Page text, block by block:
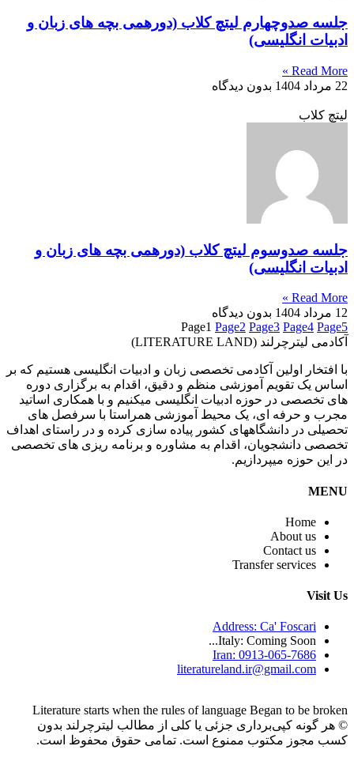
جلسه صدوچهارم لیتچ کلاب (دورهمی بچه های زبان و
ادبیات انگلیسی)
Read More »
22 مرداد 1404
بدون دیدگاه
لیتچ کلاب
جلسه صدوسوم لیتچ کلاب (دورهمی بچه های زبان و
ادبیات انگلیسی)
Read More »
12 مرداد 1404
بدون دیدگاه
Page1 Page2 Page3 Page4 Page5
آکادمی لیترچرلند (LITERATURE LAND)
با افتخار اولین آکادمی تخصصی زبان و ادبیات انگلیسی هستیم که بر
اساس یک تقویم آموزشی منظم و دقیق، اقدام به برگزاری دوره
های تخصصی در حوزه ادبیات انگلیسی میکنیم و با همکاری اساتید
مجرب و حرفه ای، یک محیط آموزشی همراستا با سرفصل های
تحصیلی در دانشگاههای کشور پیاده سازی کرده و در راستای اهداف
تخصصی دانشجویان، اقدام به مشاوره و برنامه ریزی های تخصصی
در این حوزه میپردازیم.
MENU
Home
About us
Contact us
Transfer services
Visit Us
Address: Ca' Foscari
Italy: Coming Soon...
Iran: 0913-065-7686
literatureland.ir@gmail.com
Literature starts when the rules of language Began to be broken
© هر گونه کپی‌برداری جزئی یا کلی از مطالب لیترچرلند بدون
کسب مجوز مکتوب ممنوع است. تمامی حقوق محفوظ است.